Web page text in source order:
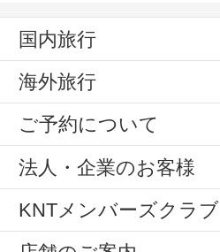
国内旅行
海外旅行
ご予約について
法人・企業のお客様
KNTメンバーズクラブ